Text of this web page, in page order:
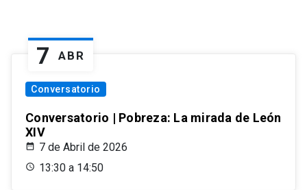
7 ABR
Conversatorio
Conversatorio | Pobreza: La mirada de León
XIV
7 de Abril de 2026
13:30 a 14:50